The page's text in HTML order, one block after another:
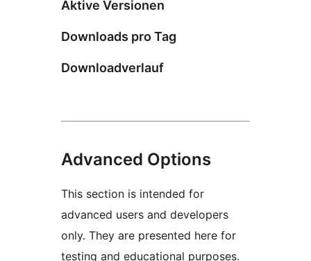
Aktive Versionen
Downloads pro Tag
Downloadverlauf
Advanced Options
This section is intended for
advanced users and developers
only. They are presented here for
testing and educational purposes.